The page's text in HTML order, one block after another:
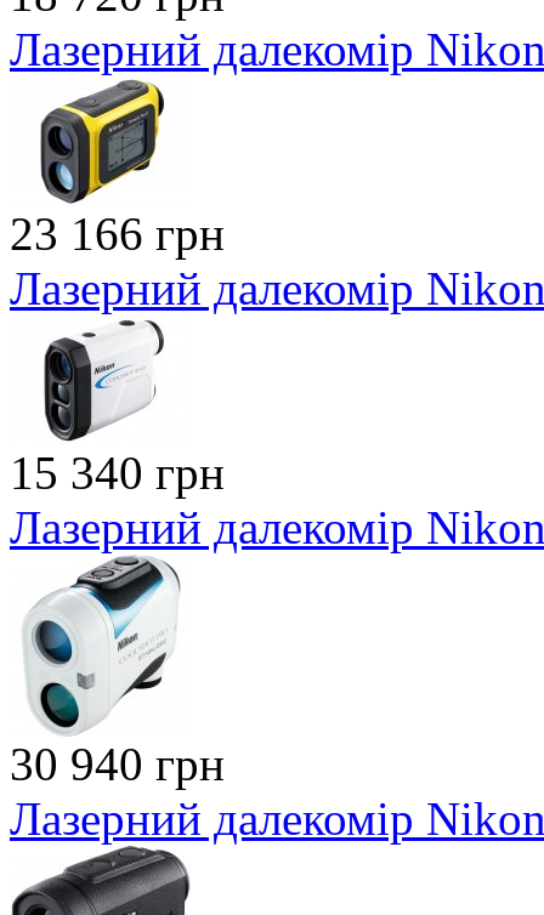
Лазерний далекомір
23 166 грн
Лазерний далекомір
15 340 грн
Лазерний далекомір
30 940 грн
Лазерний далекомір